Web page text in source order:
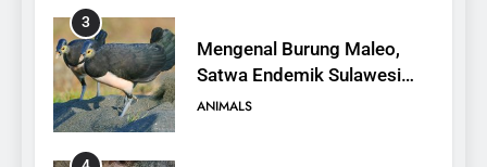
3
Mengenal Burung Maleo,
Satwa Endemik Sulawesi
yang Terancam Punah
ANIMALS